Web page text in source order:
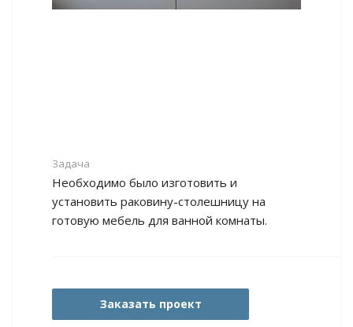
Задача
Необходимо было изготовить и
установить раковину-столешницу на
готовую мебель для ванной комнаты.
Заказать проект